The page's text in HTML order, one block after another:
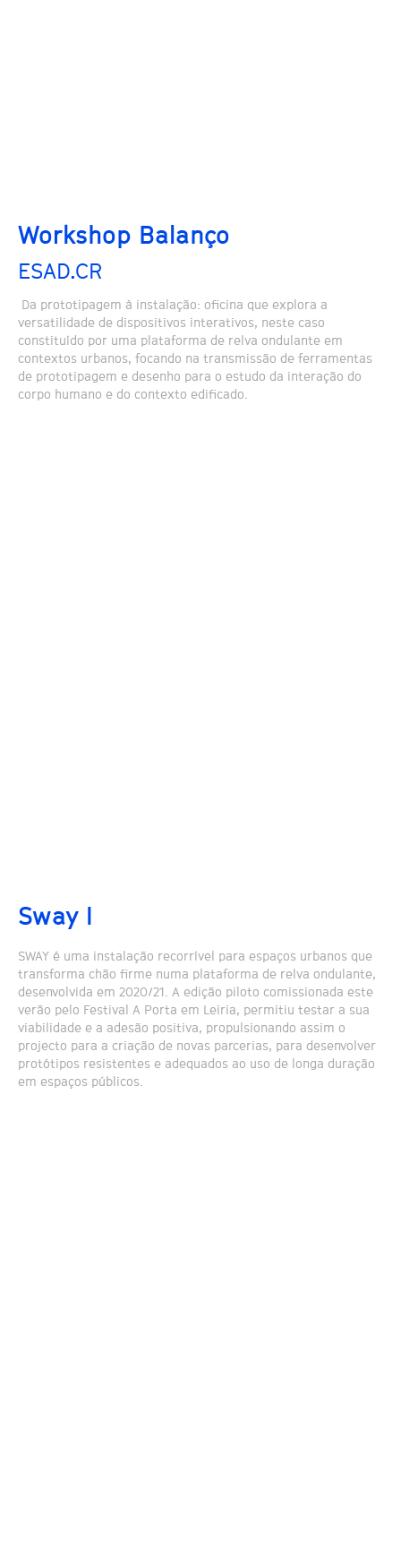
Workshop Balanço
ESAD.CR
Da prototipagem à instalação: oficina que explora a
versatilidade de dispositivos interativos, neste caso
constituído por uma plataforma de relva ondulante em
contextos urbanos, focando na transmissão de ferramentas
de prototipagem e desenho para o estudo da interação do
corpo humano e do contexto edificado.
Sway I
SWAY é uma instalação recorrível para espaços urbanos que
transforma chão firme numa plataforma de relva ondulante,
desenvolvida em 2020/21. A edição piloto comissionada este
verão pelo Festival A Porta em Leiria, permitiu testar a sua
viabilidade e a adesão positiva, propulsionando assim o
projecto para a criação de novas parcerias, para desenvolver
protótipos resistentes e adequados ao uso de longa duração
em espaços públicos.